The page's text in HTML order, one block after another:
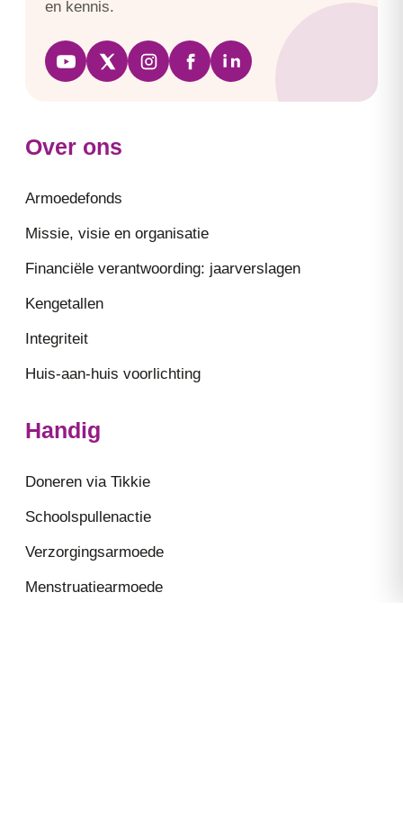
en kennis.
Over ons
Armoedefonds
Missie, visie en organisatie
Financiële verantwoording: jaarverslagen
Kengetallen
Integriteit
Huis-aan-huis voorlichting
Handig
Doneren via Tikkie
Schoolspullenactie
Verzorgingsarmoede
Menstruatiearmoede